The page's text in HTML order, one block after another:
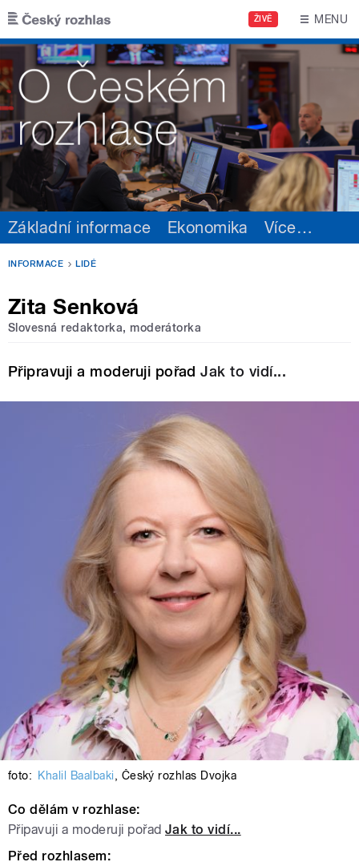
Přejít k hlavnímu obsahu
ŽIVĚ MENU
Základní informace Ekonomika Více…
INFORMACE LIDÉ
Zita Senková
Slovesná redaktorka, moderátorka
Připravuji a moderuji pořadJak to vidí...
foto: Khalil Baalbaki, Český rozhlas Dvojka
Co dělám v rozhlase:
Připavuji a moderuji pořad Jak to vidí...
Před rozhlasem: